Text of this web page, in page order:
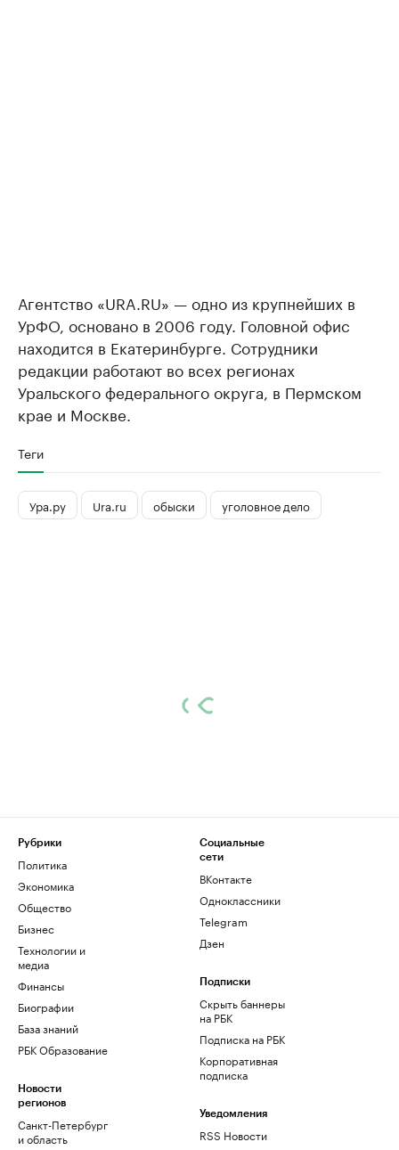
Агентство «URA.RU» — одно из крупнейших в
УрФО, основано в 2006 году. Головной офис
находится в Екатеринбурге. Сотрудники
редакции работают во всех регионах
Уральского федерального округа, в Пермском
крае и Москве.
Теги
Ура.ру Ura.ru обыски уголовное дело
Рубрики
Политика
Экономика
Общество
Бизнес
Технологии и
медиа
Финансы
Биографии
База знаний
РБК Образование
Новости
регионов
Санкт-Петербург
и область
Социальные
сети
ВКонтакте
Одноклассники
Telegram
Дзен
Подписки
Скрыть баннеры
на РБК
Подписка на РБК
Корпоративная
подписка
Уведомления
RSS Новости